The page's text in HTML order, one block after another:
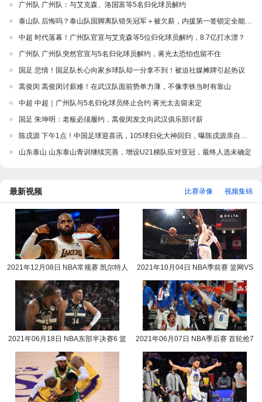
广州队 广州队：与艾克森、洛国富等5名归化球员解约
泰山队 后悔吗？泰山队国脚离队错失冠军＋被欠薪，内援第一签锁定全能后腰
中超 时代落幕！广州队官宣与艾克森等5位归化球员解约，8.7亿打水漂？
广州队 广州队突然官宣与5名归化球员解约，蒋光太恐怕也留不住
国足 悲情！国足队长心向家乡球队却一分拿不到！被迫社媒摊牌引起热议
蒿俊闵 蒿俊闵讨薪难！在武汉队面前势单力薄，不像李铁当时有靠山
中超 中超｜广州队与5名归化球员终止合约 蒋光太去留未定
国足 朱坤明：老板必须履约，蒿俊闵发文向武汉俱乐部讨薪
陈戌源 下午1点！中国足球迎喜讯，105球归化大神回归，曝陈戌源亲自运作
山东泰山 山东泰山青训继续完善，增设U21梯队应对亚冠，最终人选未确定
最新视频 视频集锦
比赛录像
2021年12月08日 NBA常规赛 凯尔特人
2021年10月04日 NBA季前赛 篮网VS
2021年06月18日 NBA东部半决赛6 篮
2021年06月07日 NBA季后赛 首轮抢7